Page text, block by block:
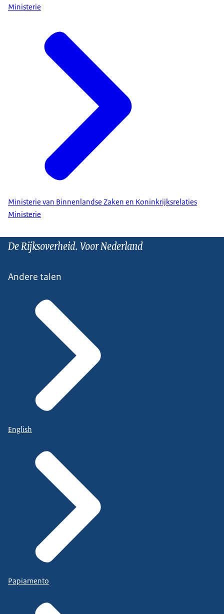
Ministerie
Ministerie van Binnenlandse Zaken en Koninkrijksrelaties
Ministerie
De Rijksoverheid. Voor Nederland
Andere talen
English
Papiamento